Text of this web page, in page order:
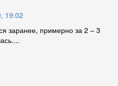
19:02
заранее, примерно за 2 – 3